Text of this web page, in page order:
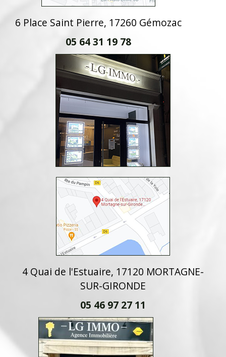
6 Place Saint Pierre, 17260 Gémozac
05 64 31 19 78
4 Quai de l'Estuaire, 17120 MORTAGNE-
SUR-GIRONDE
05 46 97 27 11